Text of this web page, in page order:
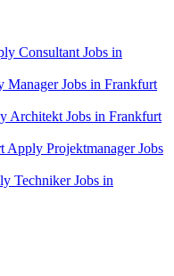
Consultant Jobs in
Manager Jobs in Frankfurt
Architekt Jobs in Frankfurt
Apply Projektmanager Jobs
Techniker Jobs in